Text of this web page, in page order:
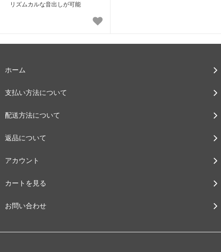
リズムカルな音出しが可能
ホーム
支払い方法について
配送方法について
返品について
アカウント
カートを見る
お問い合わせ